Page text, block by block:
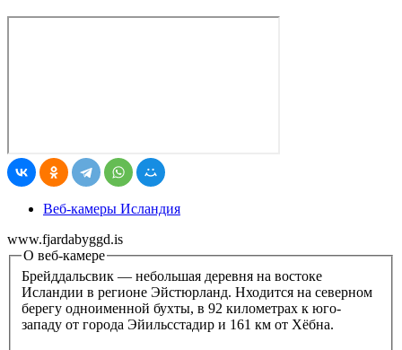
Веб-камеры Исландия
www.fjardabyggd.is
О веб-камере
Брейддальсвик — небольшая деревня на востоке
Исландии в регионе Эйстюрланд. Нходится на северном
берегу одноименной бухты, в 92 километрах к юго-
западу от города Эйильсстадир и 161 км от Хёбна.